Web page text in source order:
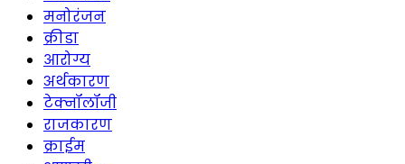
मनोरंजन
क्रीडा
आरोग्य
अर्थकारण
टेक्नॉलॉजी
राजकारण
क्राईम